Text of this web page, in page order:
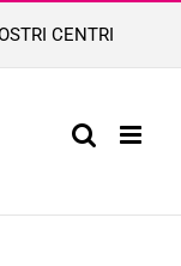
CENTRI